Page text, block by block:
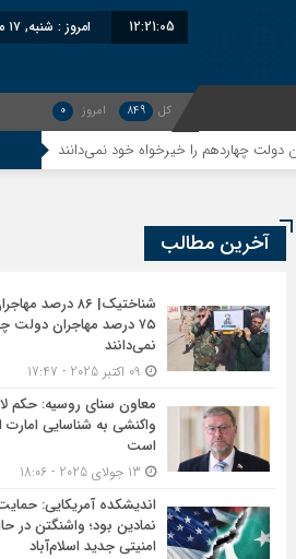
12:21:06 امروز : شنبه, ۱۷ مرداد , ۱۴۰۵
کل 849 امروز 0
معاون سنای
آخرین مطالب
شناختیک| ۸۶
۷۵ درصد مهاجران دولت
نمی‌دانند
معاون سنای روسیه: حکم
واکنشی به شناسایی
است
اندیشکده آمریکایی:
نمادین بود؛ واشنگتن
امنیتی جدید اسلام‌آباد